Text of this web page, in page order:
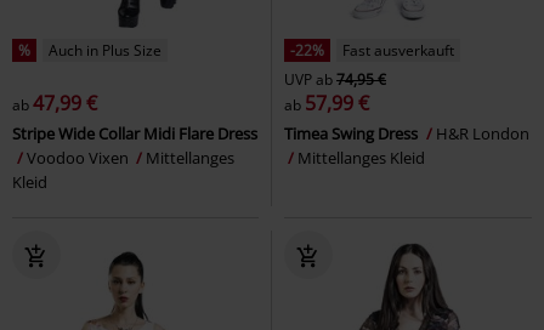
% Auch in Plus Size
ab47,99 €
Stripe Wide Collar Midi Flare Dress
Voodoo Vixen
Mittellanges
Kleid
-22%
Fast ausverkauft
UVPab74,95 €
ab 57,99 €
Timea Swing Dress
H&R London
Mittellanges Kleid